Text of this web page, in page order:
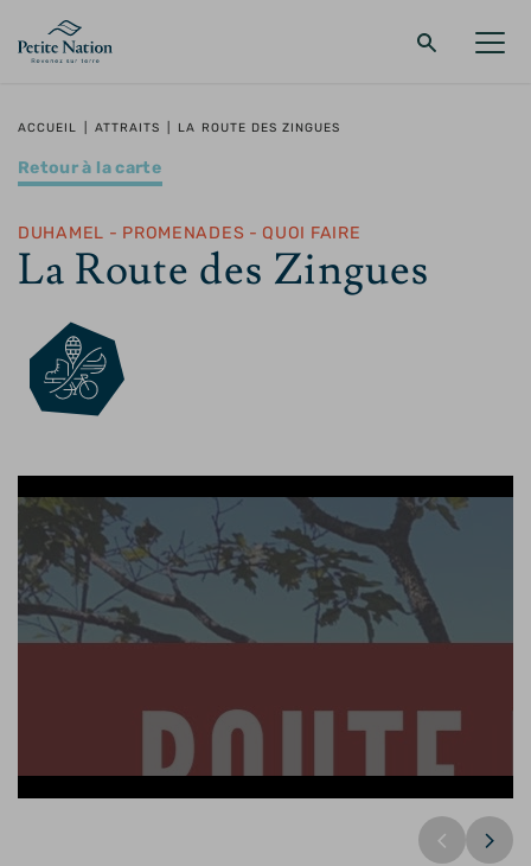
Retour au menu principal
LA RÉGION
Retour au menu principal
PROMENADES – QUOI FAIRE
Retour au menu principal
HÉBERGEMENT
Retour au menu principal
RESTAURANT
ACCUEIL ATTRAITS LA ROUTE DES ZINGUES
Retour à la carte
DUHAMEL - PROMENADES - QUOI FAIRE
La Route des Zingues
DCIM104GOPRO